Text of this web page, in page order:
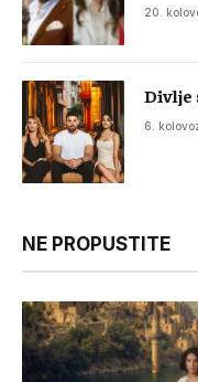
20.
Divlje
6.
NE PROPUSTITE